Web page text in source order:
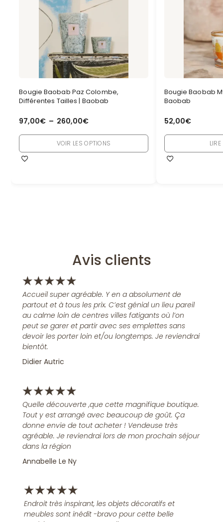
Bougie Baobab Paz Colombe,
Différentes Tailles | Baobab
97,00€ – 260,00€
VOIR LES OPTIONS
Bougie Baobab
Baobab
52,00€
Avis clients
★★★★★
Accueil super agréable. Y en a absolument de
partout et à tous les prix. C’est génial un lieu pareil
au calme loin de centres villes fatigants où l’on
peut se garer et partir avec ses emplettes sans
devoir les porter loin et/ou longtemps. Je reviendrai
bientôt.
Didier Autric
★★★★★
Quelle découverte ,que cette magnifique boutique.
Tout y est arrangé avec beaucoup de goût. Ça
donne envie de tout acheter ! Vendeuse très
agréable. Je reviendrai lors de mon prochain séjour
dans la région
Annabelle Le Ny
★★★★★
Endroit très inspirant, les objets décoratifs et
meubles sont inédit -bravo pour cette belle